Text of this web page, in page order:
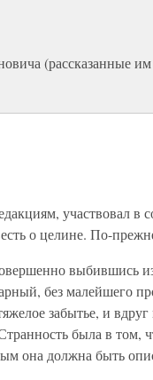
(рассказанные
участвовал
о целине. По-
выбившись
без малейшего
забытье, и
была в том,
она должна быть